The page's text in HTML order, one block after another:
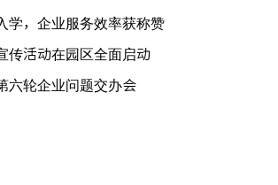
学，企业服务效率获称赞
传活动在园区全面启动
六轮企业问题交办会